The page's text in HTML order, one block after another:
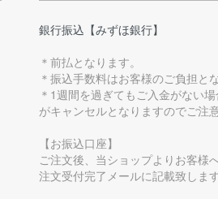
銀行振込【みずほ銀行】
＊前払となります。
＊振込手数料はお客様のご負担と
＊1週間を過ぎてもご入金がない
がキャンセルとなりますのでご注
【お振込口座】
ご注文後、当ショップよりお客様
注文受付完了メールに記載致します